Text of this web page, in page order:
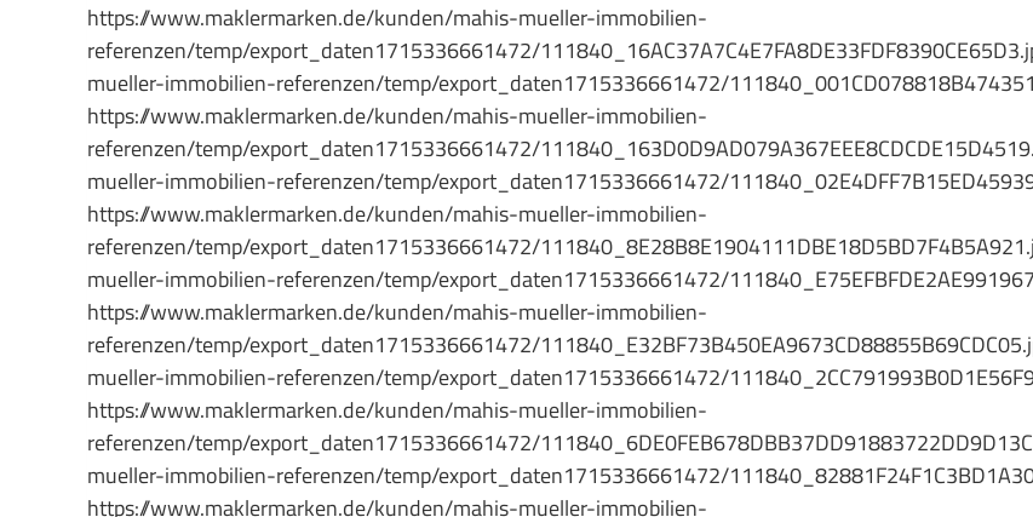
https://www.maklermarken.de/kunden/mahis-mueller-immobilien-
referenzen/temp/export_daten1715336661472/
mueller-immobilien-referenzen/temp/export_daten1715336661472/
https://www.maklermarken.de/kunden/mahis-mueller-immobilien-
referenzen/temp/export_daten1715336661472/
mueller-immobilien-referenzen/temp/export_daten1715336661472/
https://www.maklermarken.de/kunden/mahis-mueller-immobilien-
referenzen/temp/export_daten1715336661472/
mueller-immobilien-referenzen/temp/export_daten1715336661472/
https://www.maklermarken.de/kunden/mahis-mueller-immobilien-
referenzen/temp/export_daten1715336661472/
mueller-immobilien-referenzen/temp/export_daten1715336661472/
https://www.maklermarken.de/kunden/mahis-mueller-immobilien-
referenzen/temp/export_daten1715336661472/
mueller-immobilien-referenzen/temp/export_daten1715336661472/
https://www.maklermarken.de/kunden/mahis-mueller-immobilien-